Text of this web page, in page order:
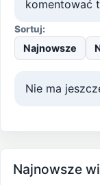
komentować
Sortuj:
Najnowsze
Nie ma
Najnowsze